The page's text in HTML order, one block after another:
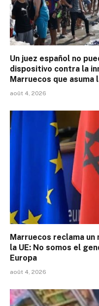
Un juez español no
dispositivo contra la
Marruecos que asuma
août 4, 2026
Marruecos reclama
la UE: No somos el
Europa
août 4, 2026